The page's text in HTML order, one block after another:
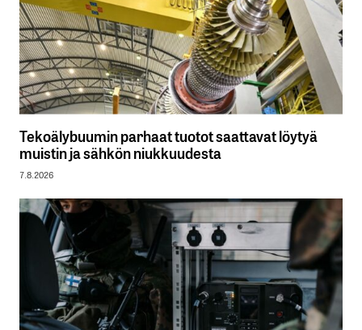
Tekoälybuumin parhaat tuotot saattavat löytyä
muistin ja sähkön niukkuudesta
7.8.2026